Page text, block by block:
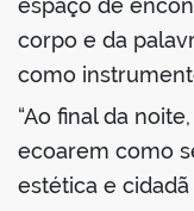
espaço de
corpo e da
como
“Ao final da
ecoarem como
estética e